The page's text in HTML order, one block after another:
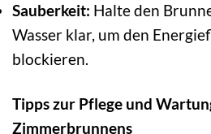
Sauberkeit: Halte den
Wasser klar, um den
blockieren.
Tipps zur Pflege und
Zimmerbrunnens